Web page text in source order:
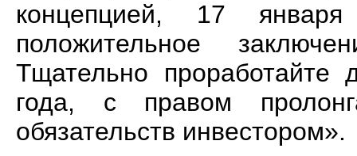
концепцией, 17
положительное
Тщательно
года, с правом
обязательств инвестором».